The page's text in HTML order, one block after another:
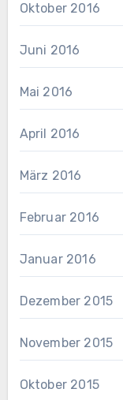
Oktober 2016
Juni 2016
Mai 2016
April 2016
März 2016
Februar 2016
Januar 2016
Dezember 2015
November 2015
Oktober 2015